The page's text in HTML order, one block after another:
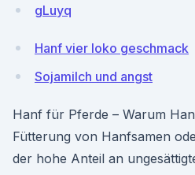
gLuyq
Hanf vier loko geschmack
Sojamilch und angst
Hanf für Pferde – Warum
Fütterung von Hanfsamen
der hohe Anteil an